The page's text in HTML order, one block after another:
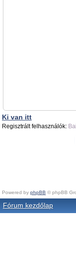
Ki van itt
Regisztrált felhasználók:
Powered by phpBB © phpBB
Fórum kezdőlap